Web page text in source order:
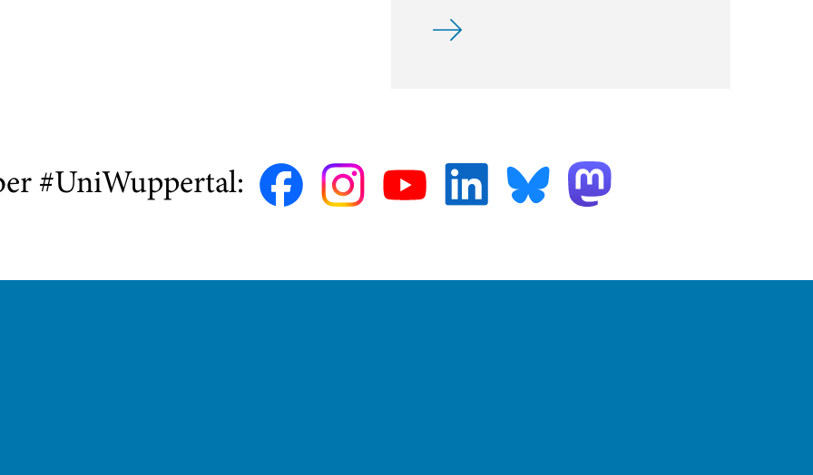
Best Paper Award
#UniWuppertal: